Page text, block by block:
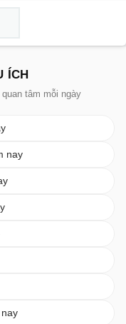
ÍCH
tâm mỗi ngày
nay